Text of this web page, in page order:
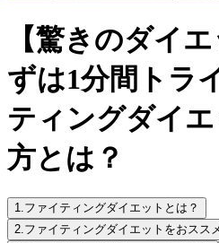
【驚きのダイ
ずは1分間トラ
ティングダイ
方とは？
1.ファイティングダイエットとは？
2.ファイティングダイエットをおスス